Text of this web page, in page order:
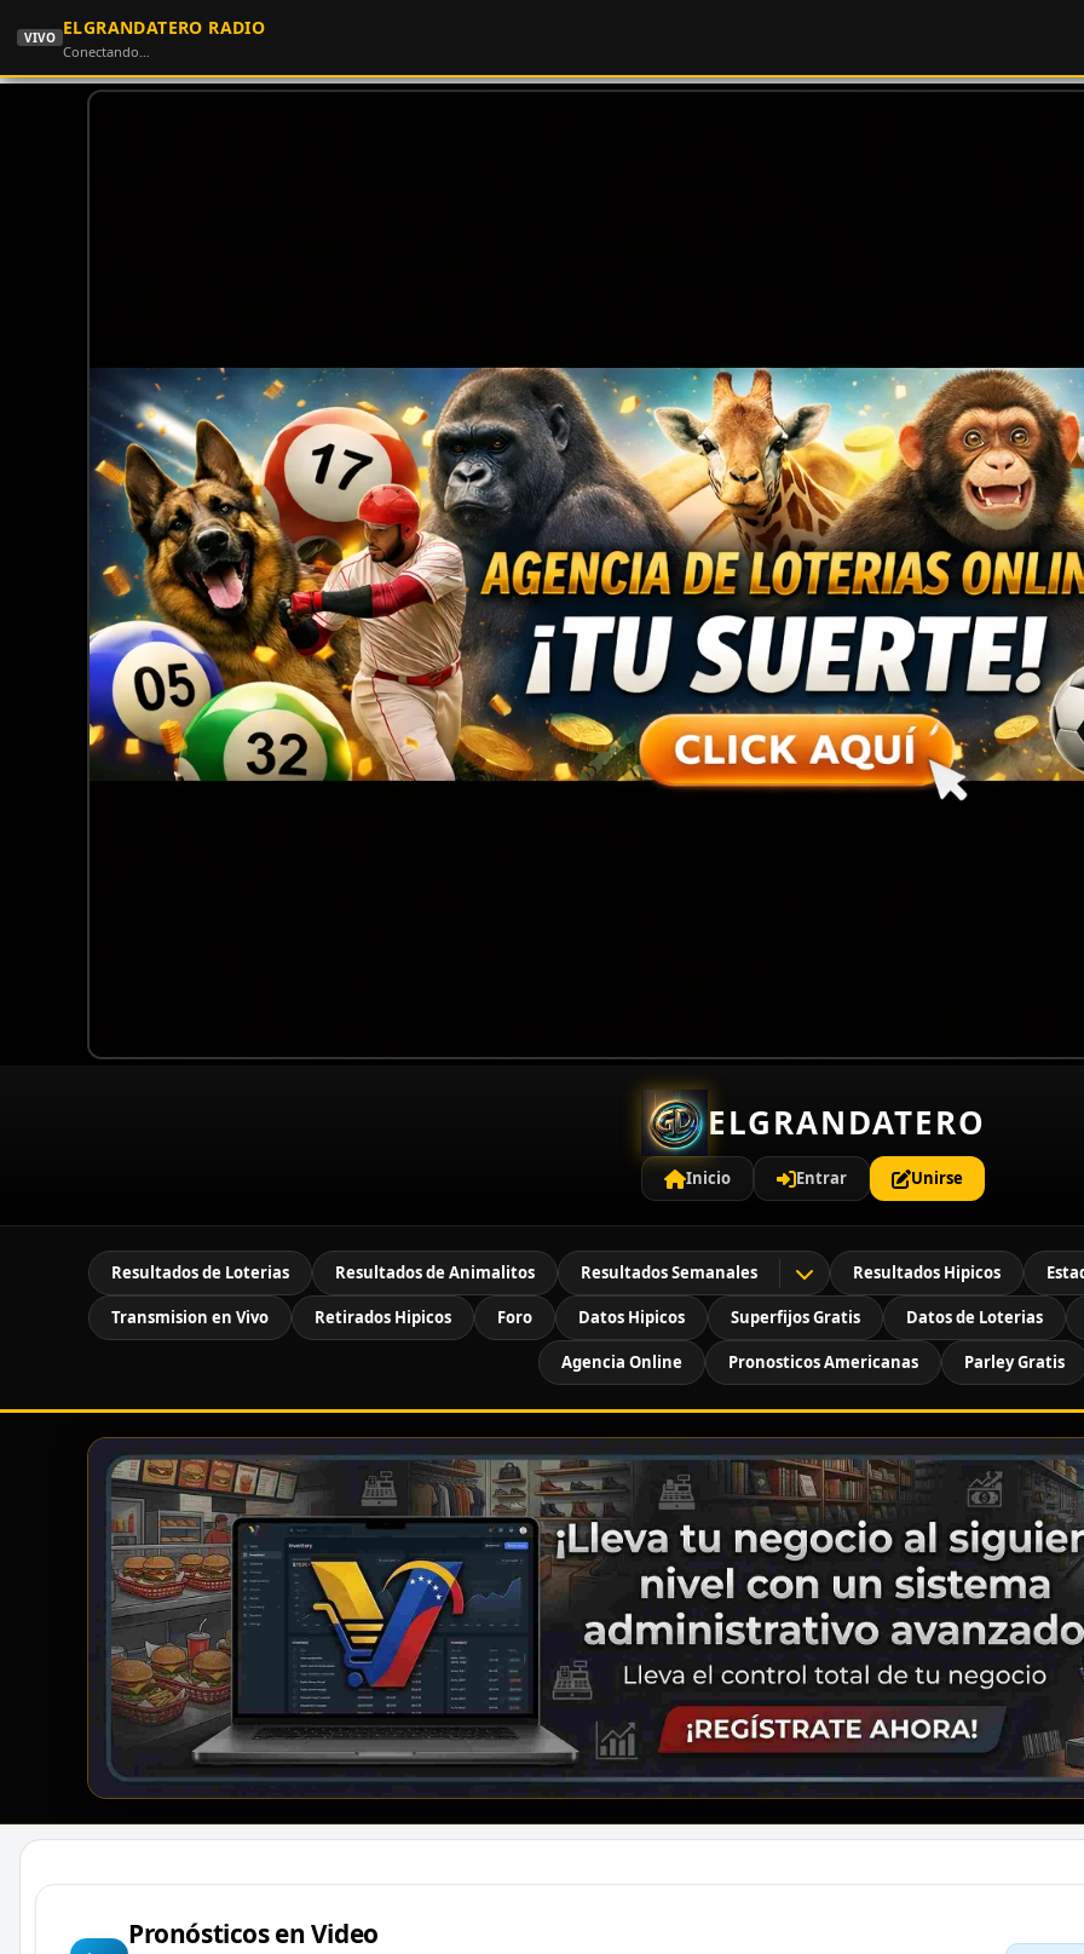
VIVO ELGRANDATERO RADIO
Conectando…
ELGRANDATERO
Inicio Entrar Unirse
Resultados de Loterias Resultados de Animalitos Resultados Semanales Resultados Hipicos
Transmision en Vivo Retirados Hipicos Foro Datos Hipicos Superfijos Gratis Datos de Loterias
Agencia Online Pronosticos Americanas Parley Gratis
Pronósticos en Video